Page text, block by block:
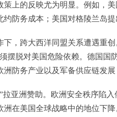
上的反映尤为明显。例如，
防务成本；美国对格陵兰岛
下，跨大西洋同盟关系遭遇重
摆脱对美国危险依赖。德国
防务产业以及军备供应链发展
拉亚洲赞助。欧洲安全秩序陷
洲在美国全球战略中的地位下